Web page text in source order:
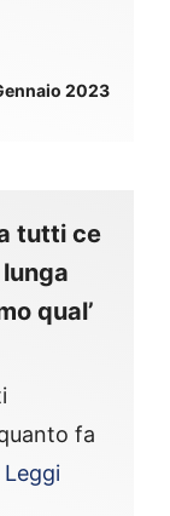
2023
tutti ce
qual’
fa
Leggi